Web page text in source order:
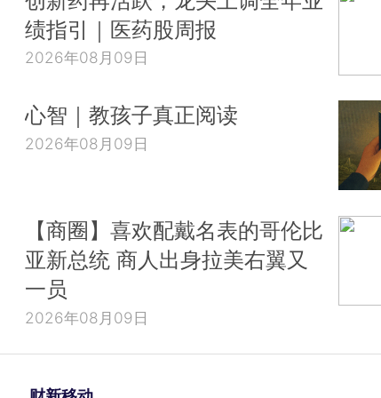
绩指引｜医药股周报
2026年08月09日
心智｜教孩子真正阅读
2026年08月09日
【商圈】喜欢配戴名表的哥伦比
亚新总统 商人出身拉美右翼又
一员
2026年08月09日